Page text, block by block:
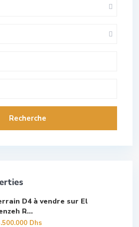
Recherche
D4 à vendre sur El
R...
Dhs